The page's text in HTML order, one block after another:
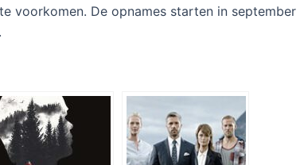
voorkomen. De opnames starten in september